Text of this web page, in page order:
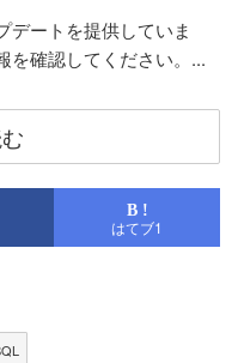
デートを提供していま
を確認してください。...
B !
はてブ1